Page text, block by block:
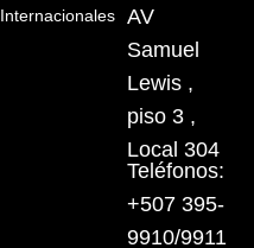
Internacionales
AV
Samuel
Lewis ,
piso 3 ,
Local 304
Teléfonos:
+507 395-
9910/9911